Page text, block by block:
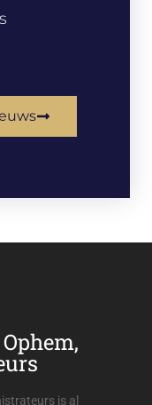
is al